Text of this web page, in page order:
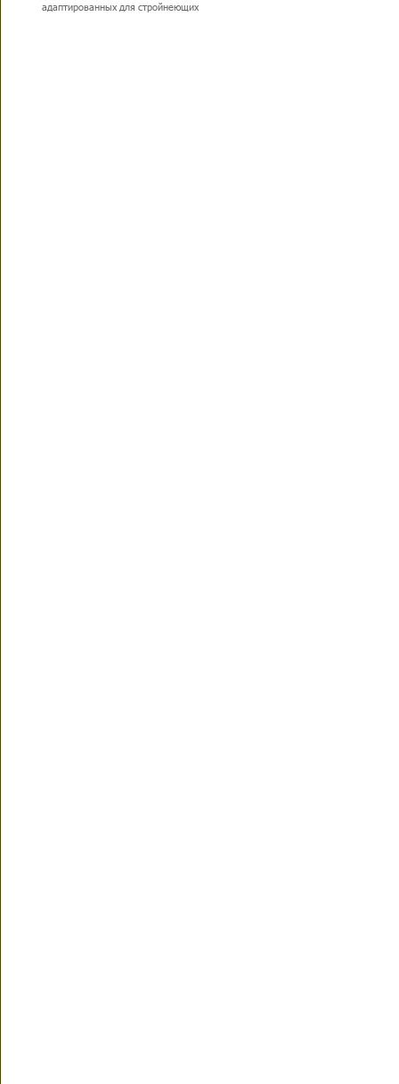
адаптированных для стройнеющих